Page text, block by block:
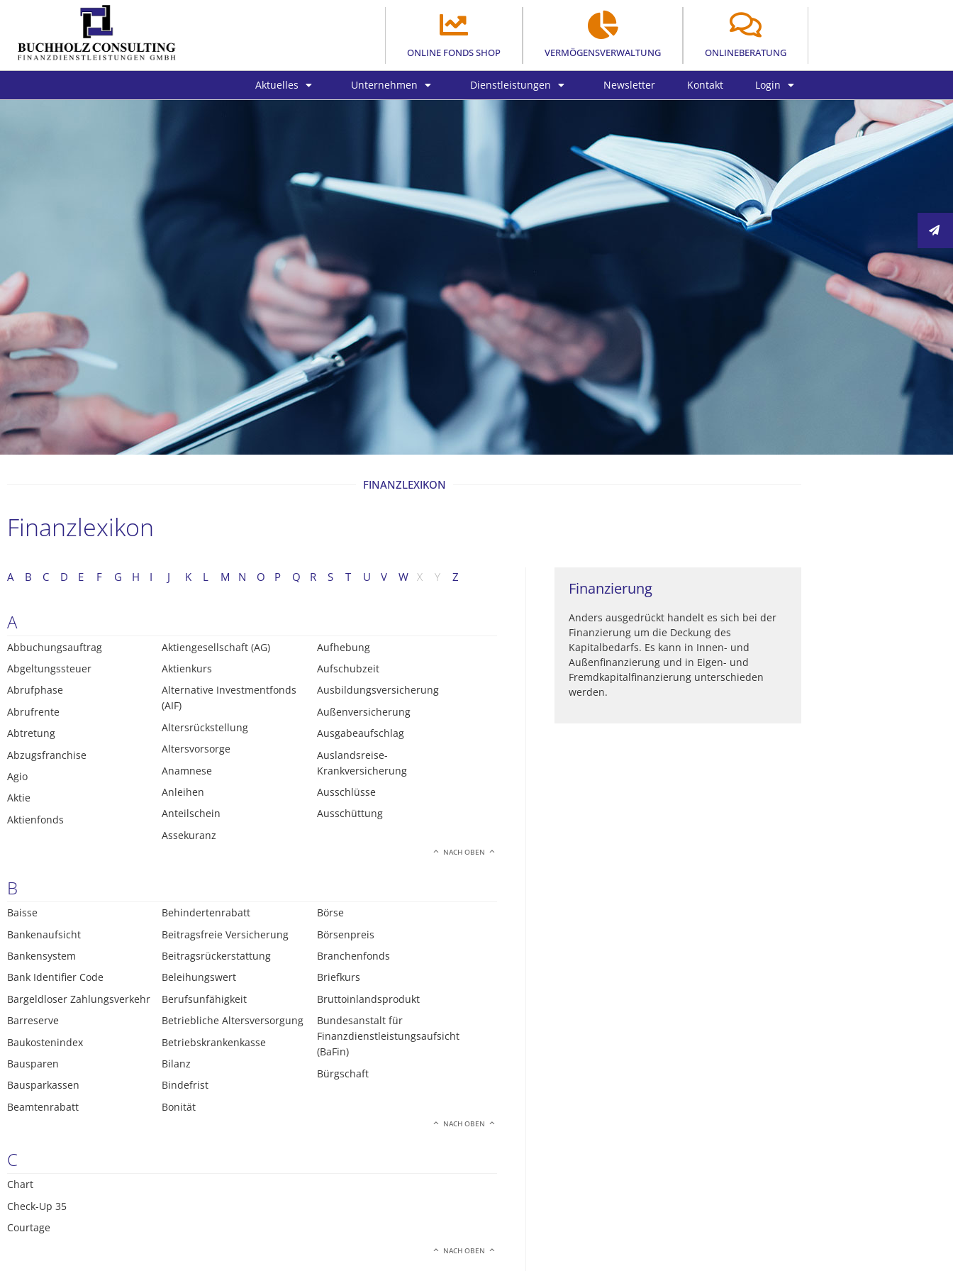
ONLINE FONDS SHOP VERMÖGENSVERWALTUNG ONLINEBERATUNG
Aktuelles Unternehmen Dienstleistungen Newsletter Kontakt Login
FINANZLEXIKON
Finanzlexikon
A B C D E F G H I J K L M N O P Q R S T U V W X Y Z
A
Abbuchungsauftrag
Abgeltungssteuer
Abrufphase
Abrufrente
Abtretung
Abzugsfranchise
Agio
Aktie
Aktienfonds
Aktiengesellschaft (AG)
Aktienkurs
Alternative Investmentfonds
(AIF)
Altersrückstellung
Altersvorsorge
Anamnese
Anleihen
Anteilschein
Assekuranz
Aufhebung
Aufschubzeit
Ausbildungsversicherung
Außenversicherung
Ausgabeaufschlag
Auslandsreise-
Krankversicherung
Ausschlüsse
Ausschüttung
NACH OBEN
B
Baisse
Bankenaufsicht
Bankensystem
Bank Identifier Code
Bargeldloser Zahlungsverkehr
Barreserve
Baukostenindex
Bausparen
Bausparkassen
Beamtenrabatt
Behindertenrabatt
Beitragsfreie Versicherung
Beitragsrückerstattung
Beleihungswert
Berufsunfähigkeit
Betriebliche Altersversorgung
Betriebskrankenkasse
Bilanz
Bindefrist
Bonität
Börse
Börsenpreis
Branchenfonds
Briefkurs
Bruttoinlandsprodukt
Bundesanstalt für
Finanzdienstleistungsaufsicht
(BaFin)
Bürgschaft
NACH OBEN
C
Chart
Check-Up 35
Courtage
NACH OBEN
Finanzierung
Anders ausgedrückt handelt es sich bei der
Finanzierung um die Deckung des
Kapitalbedarfs. Es kann in Innen- und
Außenfinanzierung und in Eigen- und
Fremdkapitalfinanzierung unterschieden
werden.